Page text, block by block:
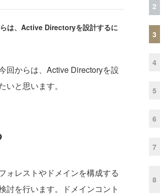
は、Active Directoryを設計するに
回からは、Active Directoryを設
と思います。
ォレストやドメインを構成する
討を行います。ドメインコント
2
3
4
5
6
7
8